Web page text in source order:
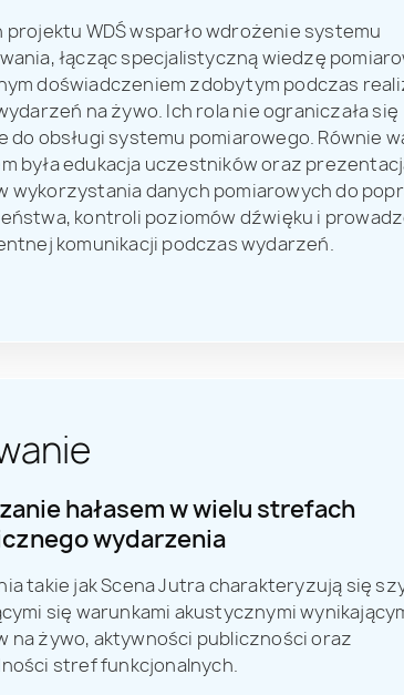
projektu WDŚ wsparło wdrożenie systemu
łącząc specjalistyczną wiedzę
doświadczeniem zdobytym podczas
na żywo. Ich rola nie ograniczała się
do obsługi systemu pomiarowego. Równie
była edukacja uczestników oraz
wykorzystania danych pomiarowych do
kontroli poziomów dźwięku i
komunikacji podczas wydarzeń.
hałasem w wielu strefach
wydarzenia
takie jak Scena Jutra charakteryzują się
się warunkami akustycznymi
na żywo, aktywności publiczności oraz
stref funkcjonalnych.